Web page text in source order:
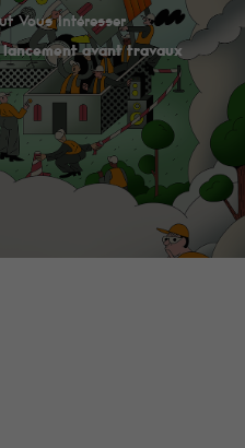
Vous Intéresser
lancement avant travaux